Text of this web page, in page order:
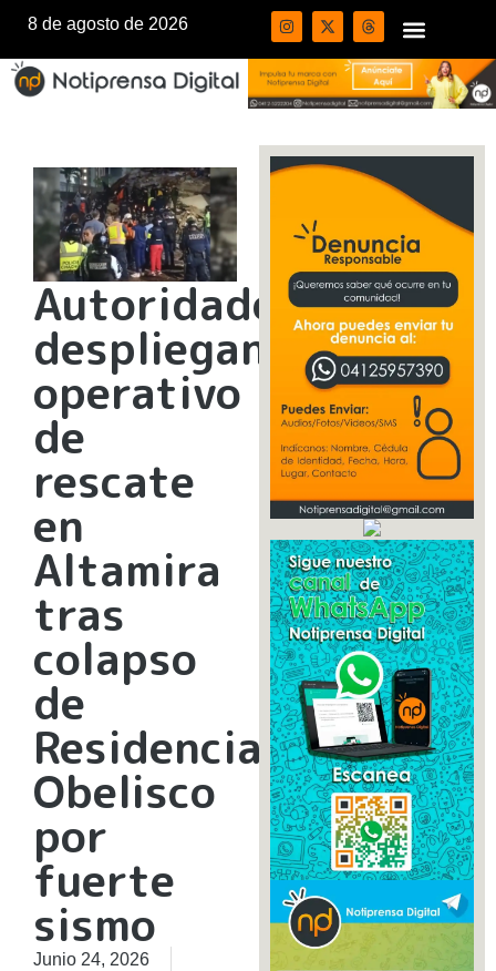
8 de agosto de 2026
Autoridades
despliegan
operativo
de
rescate
en
Altamira
tras
colapso
de
Residencias
Obelisco
por
fuerte
sismo
Junio 24, 2026